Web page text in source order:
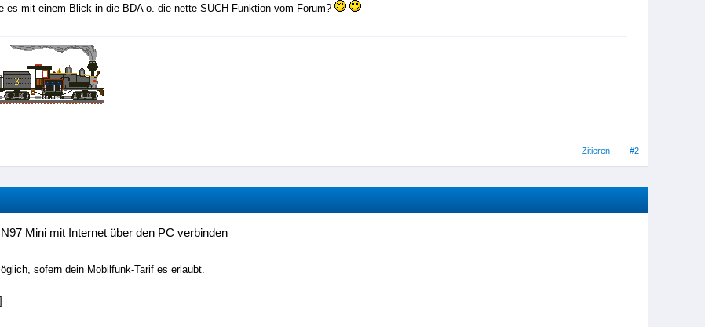
es mit einem Blick in die BDA o. die nette SUCH Funktion vom Forum?
Zitieren #2
Mini mit Internet über den PC verbinden
sofern dein Mobilfunk-Tarif es erlaubt.